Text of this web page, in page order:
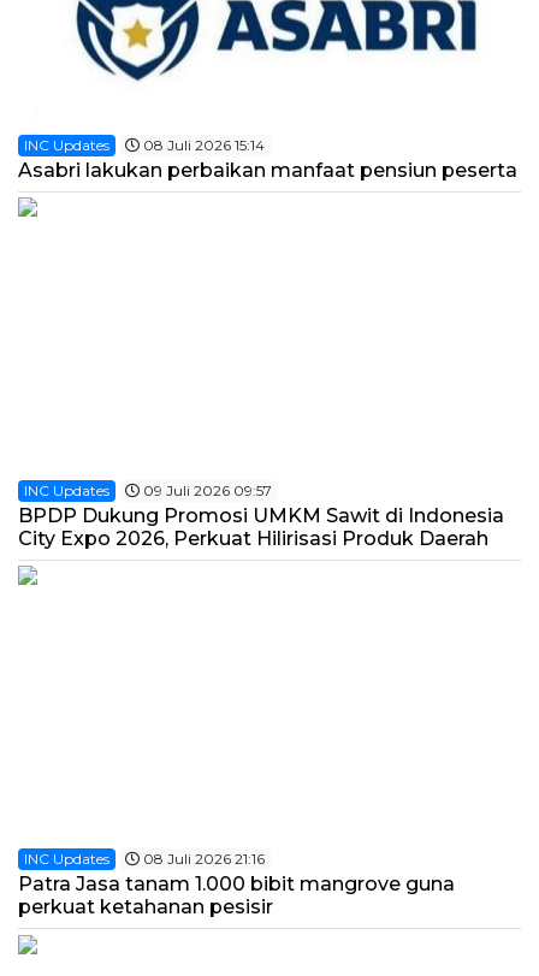
INC Updates 08 Juli 2026 15:14
Asabri lakukan perbaikan manfaat pensiun peserta
INC Updates 09 Juli 2026 09:57
BPDP Dukung Promosi UMKM Sawit di Indonesia
City Expo 2026, Perkuat Hilirisasi Produk Daerah
INC Updates 08 Juli 2026 21:16
Patra Jasa tanam 1.000 bibit mangrove guna
perkuat ketahanan pesisir